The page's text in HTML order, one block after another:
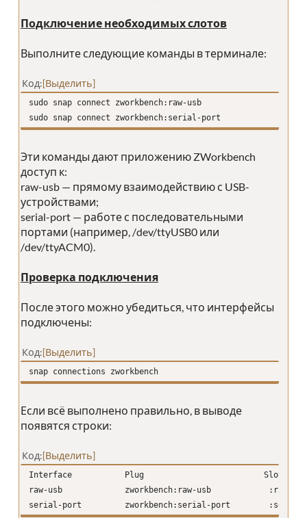
Подключение необходимых слотов
Выполните следующие команды в терминале:
Код Выделить
sudo snap connect zworkbench:raw-usb
sudo snap connect zworkbench:serial-port
Эти команды дают приложению ZWorkbench
доступ к:
raw-usb — прямому взаимодействию с USB-
устройствами;
serial-port — работе с последовательными
портами (например, /dev/ttyUSB0 или
/dev/ttyACM0).
Проверка подключения
После этого можно убедиться, что интерфейсы
подключены:
Код Выделить
snap connections zworkbench
Если всё выполнено правильно, в выводе
появятся строки:
Код Выделить
Interface Plug Slot
raw-usb zworkbench:raw-usb :raw-
serial-port zworkbench:serial-port :serial-